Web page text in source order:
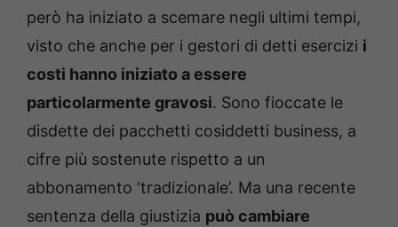
però ha iniziato a scemare negli ultimi tempi,
visto che anche per i gestori di detti esercizi i
costi hanno iniziato a essere
particolarmente gravosi. Sono fioccate le
disdette dei pacchetti cosiddetti business, a
cifre più sostenute rispetto a un
abbonamento ‘tradizionale’. Ma una recente
sentenza della giustizia può cambiare